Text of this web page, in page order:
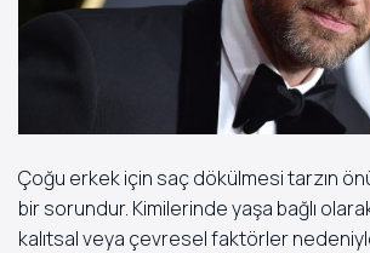
Çoğu erkek için saç dökülmesi tarzın
bir sorundur. Kimilerinde yaşa bağlı
kalıtsal veya çevresel faktörler